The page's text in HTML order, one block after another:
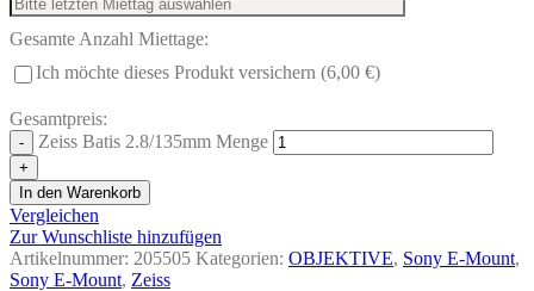
Gesamte Anzahl Miettage:
Ich möchte dieses Produkt versichern (6,00 €)
Gesamtpreis:
Zeiss Batis 2.8/135mm Menge
In den Warenkorb
Vergleichen
Zur Wunschliste hinzufügen
Artikelnummer: 205505 Kategorien: OBJEKTIVE, Sony E-Mount,
Sony E-Mount, Zeiss